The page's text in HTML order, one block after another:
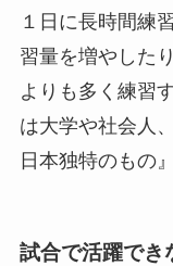
１日に長時間練
習量を増やした
よりも多く練習
は大学や社会人
日本独特のもの
試合で活躍でき